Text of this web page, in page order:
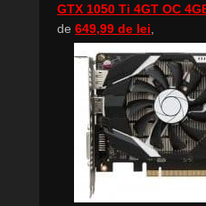
GTX 1050 Ti 4GT OC
de 649,99 de lei